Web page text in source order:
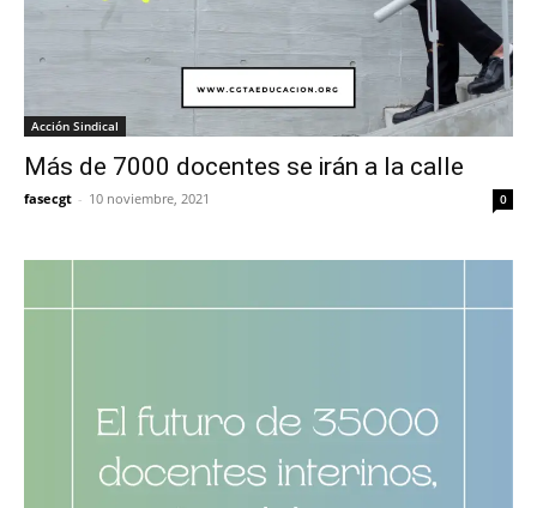
Acción Sindical
Más de 7000 docentes se irán a la calle
fasecgt - 10 noviembre, 2021 0